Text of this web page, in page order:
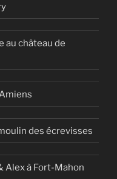
au château de
des écrevisses
Alex à Fort-Mahon